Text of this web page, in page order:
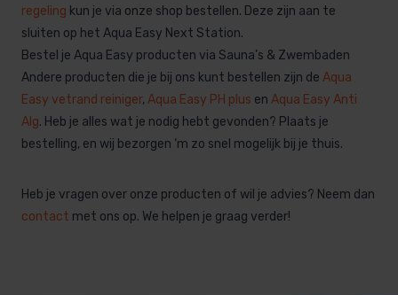
regeling kun je via onze shop bestellen. Deze zijn aan te
sluiten op het Aqua Easy Next Station.
Bestel je Aqua Easy producten via Sauna’s & Zwembaden
Andere producten die je bij ons kunt bestellen zijn de Aqua
Easy vetrand reiniger, Aqua Easy PH plus en Aqua Easy Anti
Alg. Heb je alles wat je nodig hebt gevonden? Plaats je
bestelling, en wij bezorgen ‘m zo snel mogelijk bij je thuis.
Heb je vragen over onze producten of wil je advies? Neem dan
contact met ons op. We helpen je graag verder!